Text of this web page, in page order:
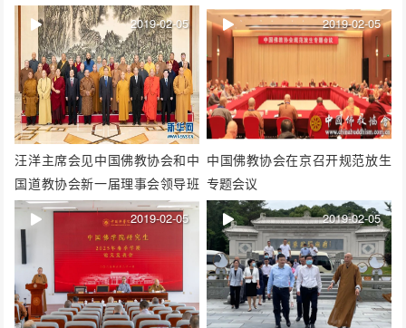
美术馆举办
汪洋主席会见中国佛教协会和中
国道教协会新一届理事会领导班
子 并提出殷切希望
2019-02-05
中国佛教协会在京召开规范放生
专题会议
2019-02-05
2019-02-05 2019-02-05